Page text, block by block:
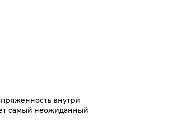
внутри
самый неожиданный